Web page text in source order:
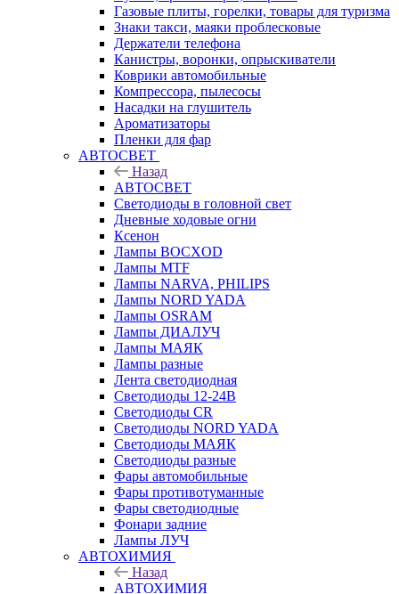
Газовые плиты, горелки, товары для туризма
Знаки такси, маяки проблесковые
Держатели телефона
Канистры, воронки, опрыскиватели
Коврики автомобильные
Компрессора, пылесосы
Насадки на глушитель
Ароматизаторы
Пленки для фар
АВТОСВЕТ
Назад
АВТОСВЕТ
Светодиоды в головной свет
Дневные ходовые огни
Ксенон
Лампы BOCXOD
Лампы MTF
Лампы NARVA, PHILIPS
Лампы NORD YADA
Лампы OSRAM
Лампы ДИАЛУЧ
Лампы МАЯК
Лампы разные
Лента светодиодная
Светодиоды 12-24В
Светодиоды CR
Светодиоды NORD YADA
Светодиоды МАЯК
Светодиоды разные
Фары автомобильные
Фары противотуманные
Фары светодиодные
Фонари задние
Лампы ЛУЧ
АВТОХИМИЯ
Назад
АВТОХИМИЯ